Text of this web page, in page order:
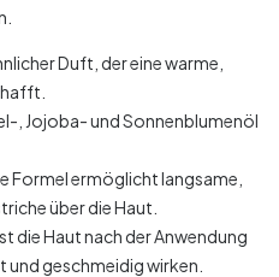
Duft, der eine warme,
, Jojoba- und Sonnenblumenöl
Formel ermöglicht langsame,
über die Haut.
die Haut nach der Anwendung
geschmeidig wirken.